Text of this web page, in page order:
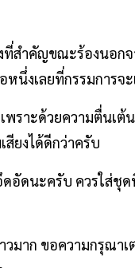
ที่สำคัญขณะร้องนอก
นึ่งเลยที่กรรมการจะ
พราะด้วยความตื่นเ
ยงได้ดีกว่าครับ
อัดนะครับ ควรใส่ชุ
มาก ขอความกรุณา